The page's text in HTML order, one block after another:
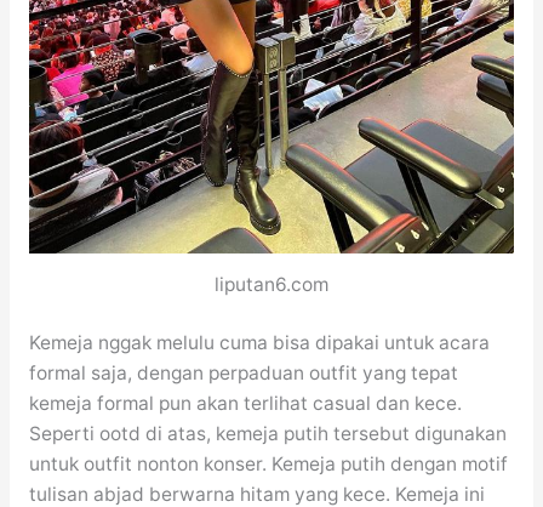
liputan6.com
Kemeja nggak melulu cuma bisa dipakai untuk acara
formal saja, dengan perpaduan outfit yang tepat
kemeja formal pun akan terlihat casual dan kece.
Seperti ootd di atas, kemeja putih tersebut digunakan
untuk outfit nonton konser. Kemeja putih dengan motif
tulisan abjad berwarna hitam yang kece. Kemeja ini